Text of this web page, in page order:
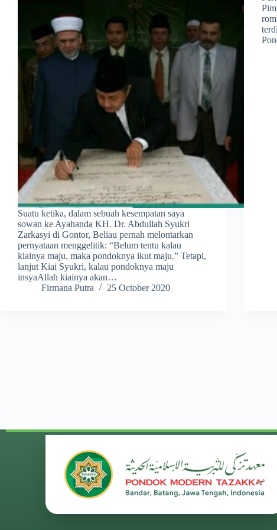
Suatu ketika, dalam sebuah kesempatan saya
sowan ke Ayahanda KH. Dr. Abdullah Syukri
Zarkasyi di Gontor, Beliau pernah melontarkan
pernyataan menggelitik: “Belum tentu kalau
kiainya maju, maka pondoknya ikut maju.” Tetapi,
lanjut Kiai Syukri, kalau pondoknya maju
insyaAllah kiainya akan…
Firmana Putra
25 October 2020